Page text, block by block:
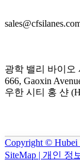
광학 밸리 바이오
666, Gaoxin
우한 시티 홍 샨
Copyright © Hubei
SiteMap | 개인 정